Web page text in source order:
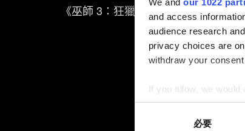
and access
audience research
privacy choices are
withdraw your
If you allow, we would
Collect
Identify your
必要
《巫師 3：狂獵》REDkit